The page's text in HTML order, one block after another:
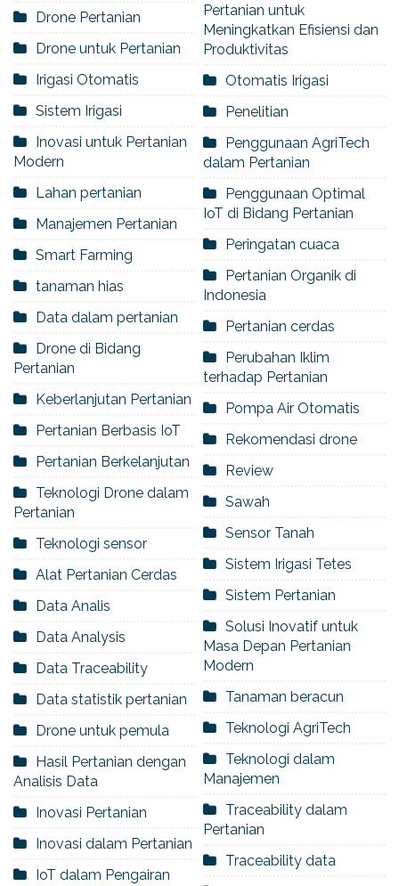
Drone Pertanian
Drone untuk Pertanian
Irigasi Otomatis
Sistem Irigasi
Inovasi untuk Pertanian
Modern
Lahan pertanian
Manajemen Pertanian
Smart Farming
tanaman hias
Data dalam pertanian
Drone di Bidang
Pertanian
Keberlanjutan Pertanian
Pertanian Berbasis IoT
Pertanian Berkelanjutan
Teknologi Drone dalam
Pertanian
Teknologi sensor
Alat Pertanian Cerdas
Data Analis
Data Analysis
Data Traceability
Data statistik pertanian
Drone untuk pemula
Hasil Pertanian dengan
Analisis Data
Inovasi Pertanian
Inovasi dalam Pertanian
IoT dalam Pengairan
Pertanian untuk
Meningkatkan Efisiensi dan
Produktivitas
Otomatis Irigasi
Penelitian
Penggunaan AgriTech
dalam Pertanian
Penggunaan Optimal
IoT di Bidang Pertanian
Peringatan cuaca
Pertanian Organik di
Indonesia
Pertanian cerdas
Perubahan Iklim
terhadap Pertanian
Pompa Air Otomatis
Rekomendasi drone
Review
Sawah
Sensor Tanah
Sistem Irigasi Tetes
Sistem Pertanian
Solusi Inovatif untuk
Masa Depan Pertanian
Modern
Tanaman beracun
Teknologi AgriTech
Teknologi dalam
Manajemen
Traceability dalam
Pertanian
Traceability data